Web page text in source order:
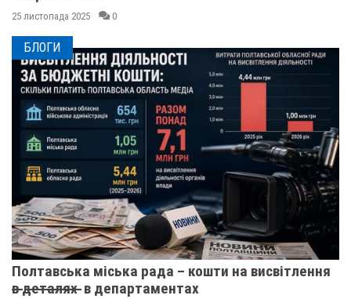
25 листопада 2025 0
БЛОГИ
Полтавська міська рада – кошти на висвітлення
в̶ ̶д̶е̶т̶а̶л̶я̶х̶ ̶ в департаментах